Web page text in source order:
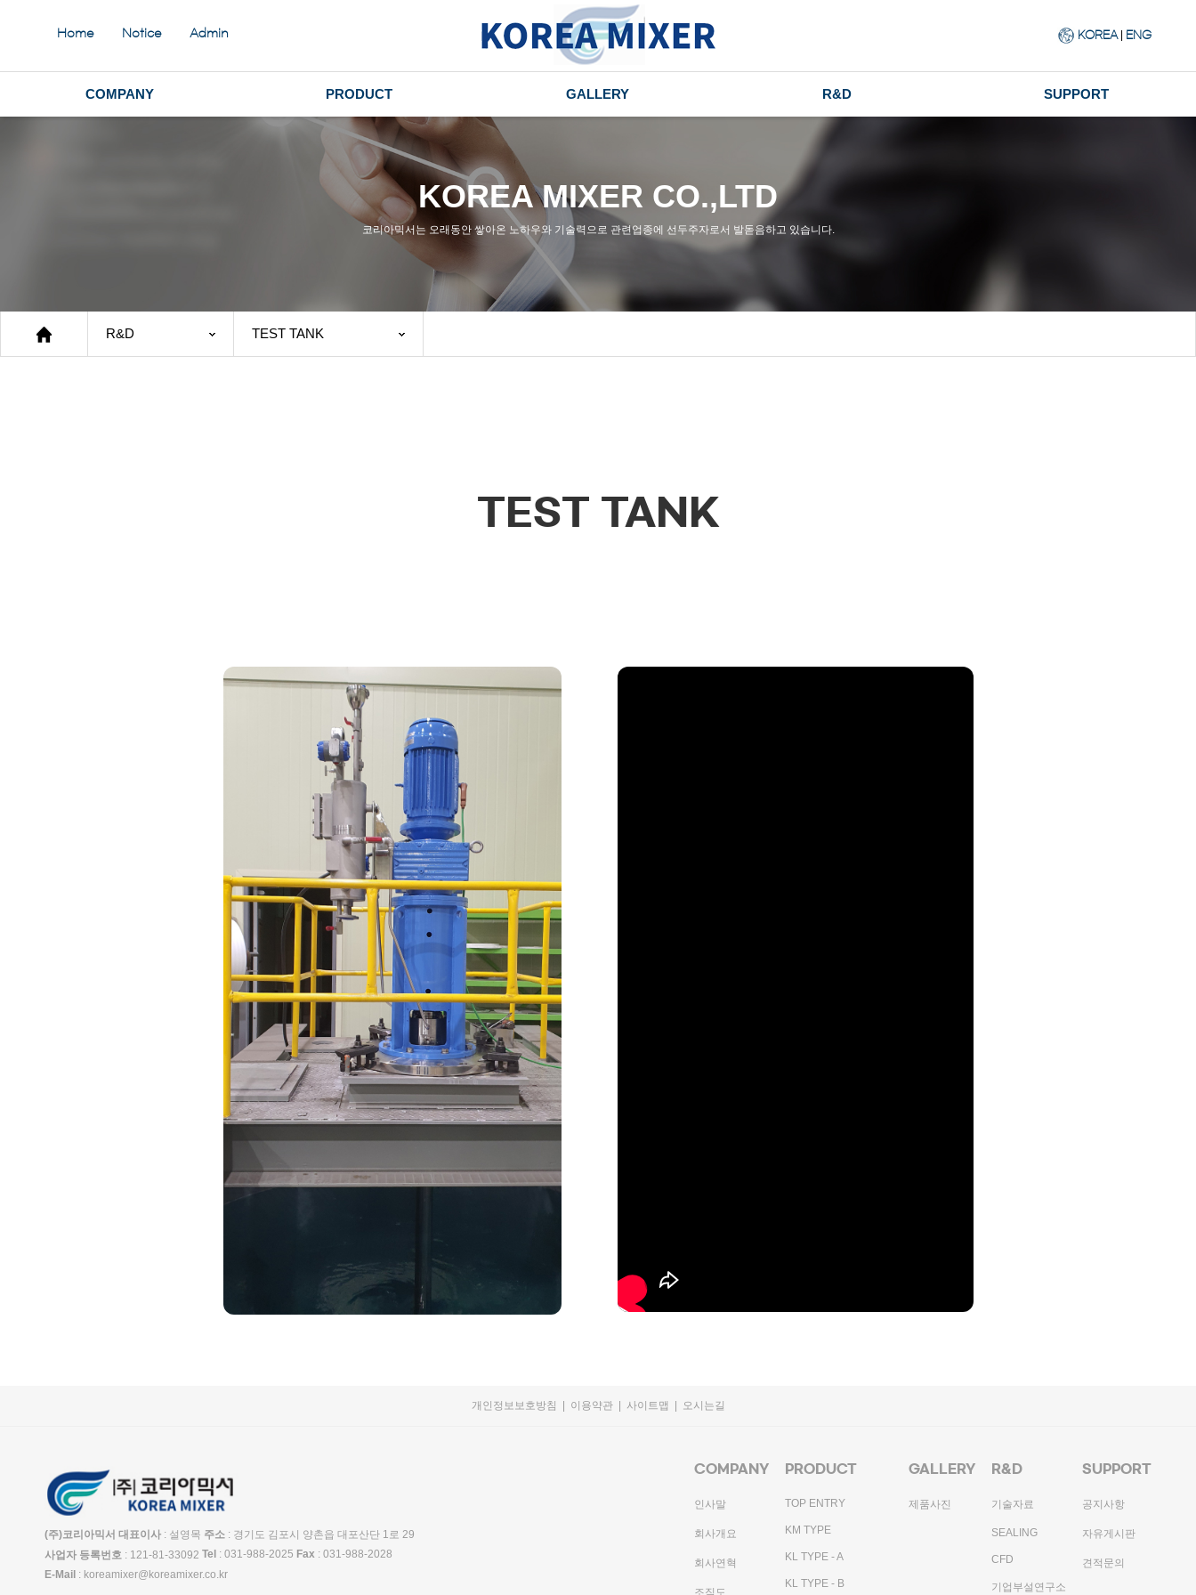
Home Notice Admin KOREA| ENG
COMPANY PRODUCT GALLERY R&D SUPPORT
KOREA MIXER CO.,LTD
코리아믹서는 오래동안 쌓아온 노하우와 기술력으로 관련업종에 선두주자로서 발돋음하고 있습니다.
R&D TEST TANK
TEST TANK
개인정보보호방침 이용약관 사이트맵 오시는길
(주)코리아믹서 대표이사 : 설영목 주소 : 경기도 김포시 양촌읍 대포산단 1로 29
사업자 등록번호 : 121-81-33092 Tel : 031-988-2025 Fax : 031-988-2028
E-Mail : koreamixer@koreamixer.co.kr
COMPANY
인사말
회사개요
회사연혁
조직도
PRODUCT
TOP ENTRY
KM TYPE
KL TYPE - A
KL TYPE - B
GALLERY
제품사진
R&D
기술자료
SEALING
CFD
기업부설연구소
SUPPORT
공지사항
자유게시판
견적문의